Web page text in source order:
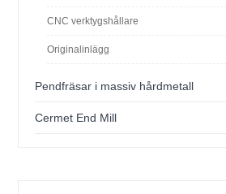
CNC verktygshållare
Originalinlägg
Pendfräsar i massiv hårdmetall
Cermet End Mill